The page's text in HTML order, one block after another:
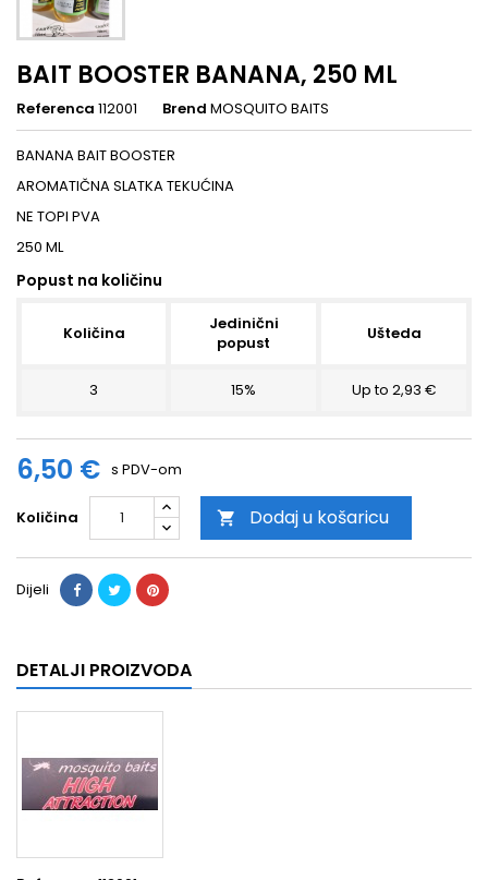
BAIT BOOSTER BANANA, 250 ML
Referenca 112001 Brend MOSQUITO BAITS
BANANA BAIT BOOSTER
AROMATIČNA SLATKA TEKUĆINA
NE TOPI PVA
250 ML
Popust na količinu
Količina
Jedinični
popust
Ušteda
3 15% Up to 2,93 €
6,50 € s PDV-om
Količina  Dodaj u košaricu
Dijeli
DETALJI PROIZVODA